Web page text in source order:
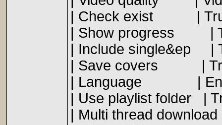
| Check
| Show
| Include
| Save
|
| Use
| Multi